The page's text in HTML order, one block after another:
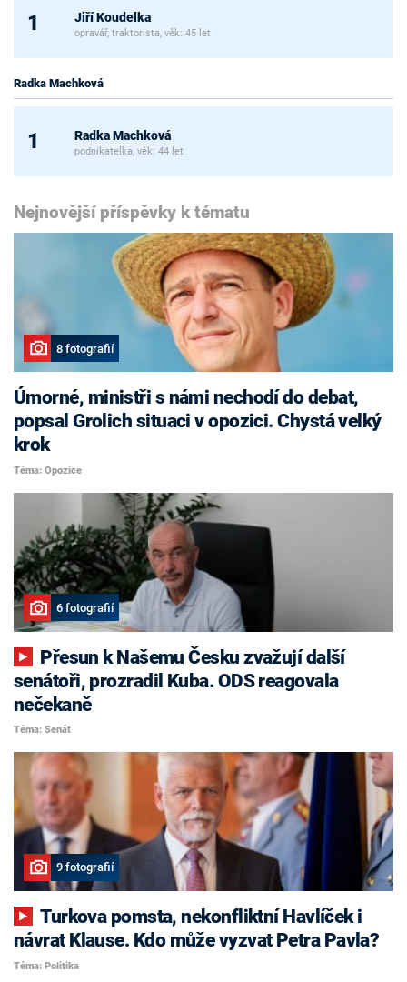
1 Jiří Koudelka
opravář, traktorista, věk: 45 let
Radka Machková
1 Radka Machková
podnikatelka, věk: 44 let
Nejnovější příspěvky k tématu
8 fotografií
Úmorné, ministři s námi nechodí do debat,
popsal Grolich situaci v opozici. Chystá velký
krok
Téma: Opozice
6 fotografií
senátoři, prozradil Kuba. ODS reagovala
nečekaně
Téma: Senát
9 fotografií
Turkova pomsta, nekonfliktní Havlíček i
návrat Klause. Kdo může vyzvat Petra Pavla?
Téma: Politika